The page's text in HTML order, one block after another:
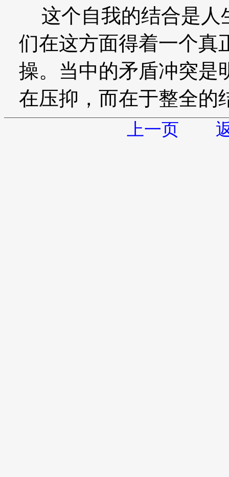
这个自我的结合是人
们在这方面得着一个真
操。当中的矛盾冲突是
在压抑，而在于整全的
上一页